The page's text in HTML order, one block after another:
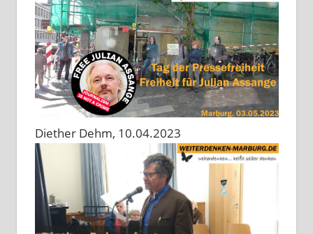
Diether Dehm, 10.04.2023